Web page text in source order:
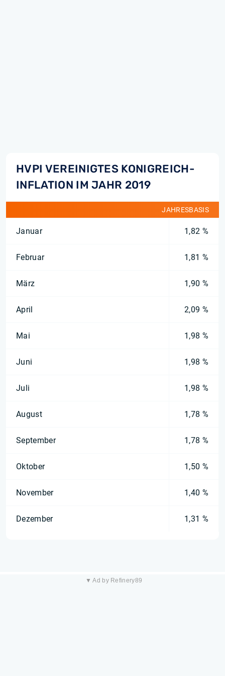
HVPI VEREINIGTES KONIGREICH-
INFLATION IM JAHR 2019
JAHRESBASIS
Januar 1,82 %
Februar 1,81 %
März 1,90 %
April 2,09 %
Mai 1,98 %
Juni 1,98 %
Juli 1,98 %
August 1,78 %
September 1,78 %
Oktober 1,50 %
November 1,40 %
Dezember 1,31 %
▼ Ad by Refinery89